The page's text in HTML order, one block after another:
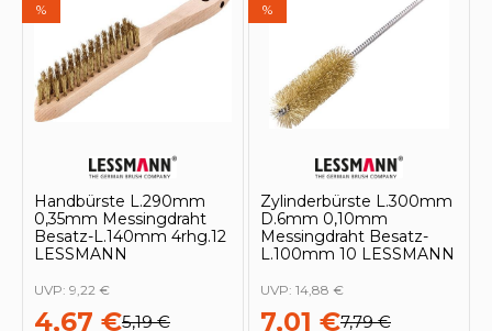
%
Handbürste L.290mm
0,35mm Messingdraht
Besatz-L.140mm 4rhg.12
LESSMANN
4,67 €5,19 €
UVP: 9,22 €
%
Zylinderbürste L.300mm
D.6mm 0,10mm
Messingdraht Besatz-
L.100mm 10 LESSMANN
7,01 €7,79 €
UVP: 14,88 €